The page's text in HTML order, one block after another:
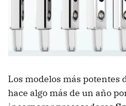
Los modelos más potentes
hace algo más de un año